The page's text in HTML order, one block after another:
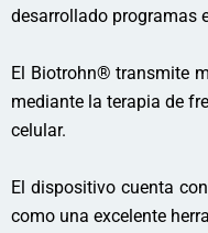
desarrollado programas
El Biotrohn® transmite
mediante la terapia de
celular.
El dispositivo cuenta
como una excelente